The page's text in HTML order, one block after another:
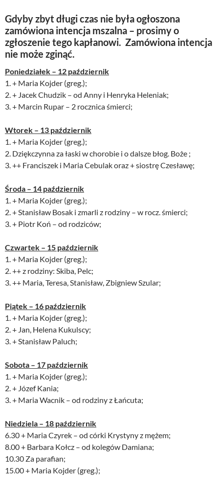
Gdyby zbyt długi czas nie była ogłoszona
zamówiona intencja mszalna – prosimy o
zgłoszenie tego kapłanowi. Zamówiona intencja
nie może zginąć.
Poniedziałek – 12 październik
1. + Maria Kojder (greg.);
2. + Jacek Chudzik – od Anny i Henryka Heleniak;
3. + Marcin Rupar – 2 rocznica śmierci;
Wtorek – 13 październik
1. + Maria Kojder (greg.);
2. Dziękczynna za łaski w chorobie i o dalsze błog. Boże ;
3. ++ Franciszek i Maria Cebulak oraz + siostrę Czesławę;
Środa – 14 październik
1. + Maria Kojder (greg.);
2. + Stanisław Bosak i zmarli z rodziny – w rocz. śmierci;
3. + Piotr Koń – od rodziców;
Czwartek – 15 październik
1. + Maria Kojder (greg.);
2. ++ z rodziny: Skiba, Pelc;
3. ++ Maria, Teresa, Stanisław, Zbigniew Szular;
Piątek – 16 październik
1. + Maria Kojder (greg.);
2. + Jan, Helena Kukulscy;
3. + Stanisław Paluch;
Sobota – 17 październik
1. + Maria Kojder (greg.);
2. + Józef Kania;
3. + Maria Wacnik – od rodziny z Łańcuta;
Niedziela – 18 październik
6.30 + Maria Czyrek – od córki Krystyny z mężem;
8.00 + Barbara Kołcz – od kolegów Damiana;
10.30 Za parafian;
15.00 + Maria Kojder (greg.);